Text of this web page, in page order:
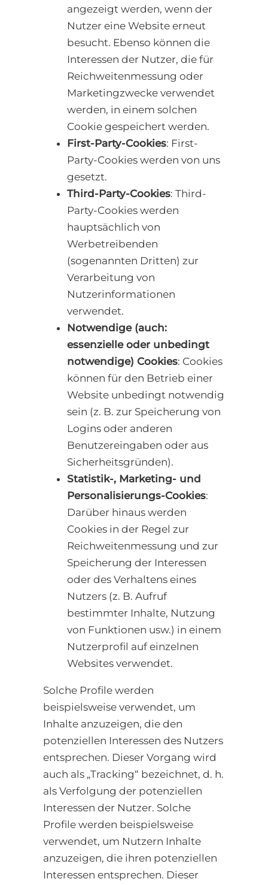
angezeigt werden, wenn der
Nutzer eine Website erneut
besucht. Ebenso können die
Interessen der Nutzer, die für
Reichweitenmessung oder
Marketingzwecke verwendet
werden, in einem solchen
Cookie gespeichert werden.
First-Party-Cookies: First-
Party-Cookies werden von uns
gesetzt.
Third-Party-Cookies: Third-
Party-Cookies werden
hauptsächlich von
Werbetreibenden
(sogenannten Dritten) zur
Verarbeitung von
Nutzerinformationen
verwendet.
Notwendige (auch:
essenzielle oder unbedingt
notwendige) Cookies: Cookies
können für den Betrieb einer
Website unbedingt notwendig
sein (z. B. zur Speicherung von
Logins oder anderen
Benutzereingaben oder aus
Sicherheitsgründen).
Statistik-, Marketing- und
Personalisierungs-Cookies:
Darüber hinaus werden
Cookies in der Regel zur
Reichweitenmessung und zur
Speicherung der Interessen
oder des Verhaltens eines
Nutzers (z. B. Aufruf
bestimmter Inhalte, Nutzung
von Funktionen usw.) in einem
Nutzerprofil auf einzelnen
Websites verwendet.
Solche Profile werden
beispielsweise verwendet, um
Inhalte anzuzeigen, die den
potenziellen Interessen des Nutzers
entsprechen. Dieser Vorgang wird
auch als „Tracking“ bezeichnet, d. h.
als Verfolgung der potenziellen
Interessen der Nutzer. Solche
Profile werden beispielsweise
verwendet, um Nutzern Inhalte
anzuzeigen, die ihren potenziellen
Interessen entsprechen. Dieser